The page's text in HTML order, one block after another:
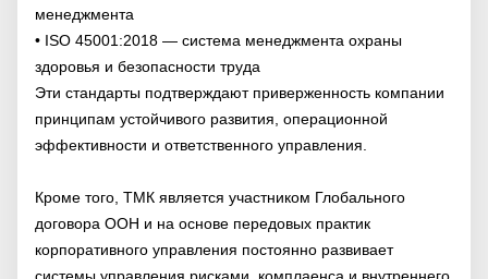
менеджмента
• ISO 45001:2018 — система менеджмента охраны
здоровья и безопасности труда
Эти стандарты подтверждают приверженность компании
принципам устойчивого развития, операционной
эффективности и ответственного управления.
Кроме того, ТМК является участником Глобального
договора ООН и на основе передовых практик
корпоративного управления постоянно развивает